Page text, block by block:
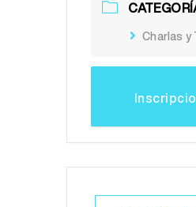
Charlas y